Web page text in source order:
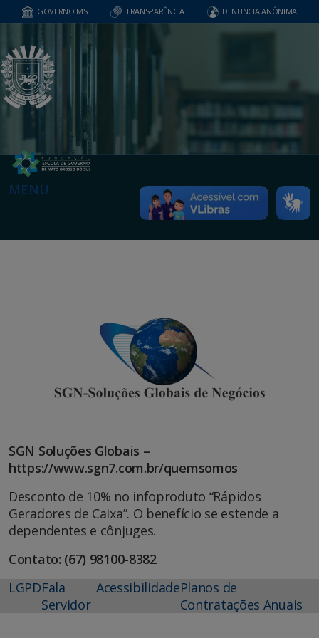
GOVERNO MS TRANSPARÊNCIA DENUNCIA ANÔNIMA
MENU
SGN Soluções Globais –
https://www.sgn7.com.br/quemsomos
Desconto de 10% no infoproduto “Rápidos
Geradores de Caixa”. O benefício se estende a
dependentes e cônjuges.
Contato: (67) 98100-8382
LGPDFala
Servidor
AcessibilidadePlanos de
Contratações Anuais